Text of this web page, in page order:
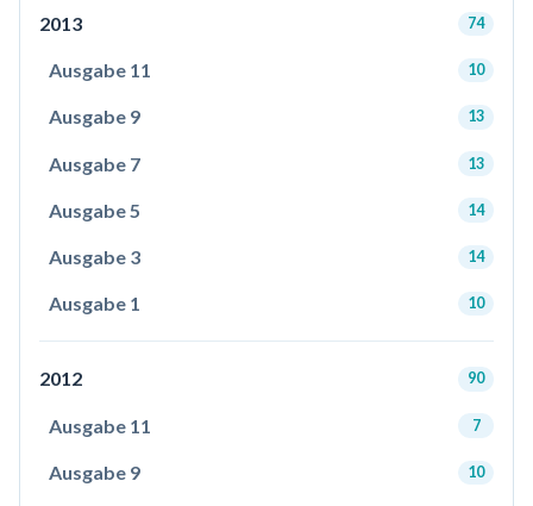
2013 74
Ausgabe 11 10
Ausgabe 9 13
Ausgabe 7 13
Ausgabe 5 14
Ausgabe 3 14
Ausgabe 1 10
2012 90
Ausgabe 11 7
Ausgabe 9 10